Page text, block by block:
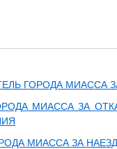
ГОРОДА МИАССА
МИАССА ЗА
МИАССА ЗА